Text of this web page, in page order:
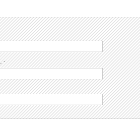
-